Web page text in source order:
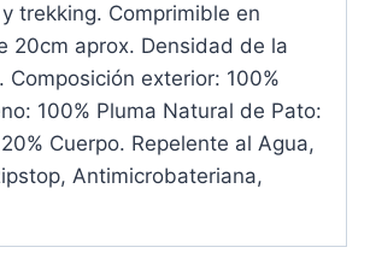
trekking. Comprimible en
20cm aprox. Densidad de la
Composición exterior: 100%
100% Pluma Natural de Pato:
Cuerpo. Repelente al Agua,
Antimicrobateriana,